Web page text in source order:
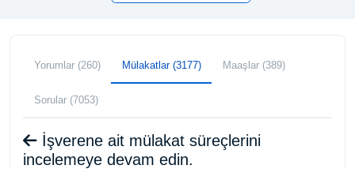
Yorumlar (260) Mülakatlar (3177) Maaşlar (389)
Sorular (7053)
İşverene ait mülakat süreçlerini
incelemeye devam edin.